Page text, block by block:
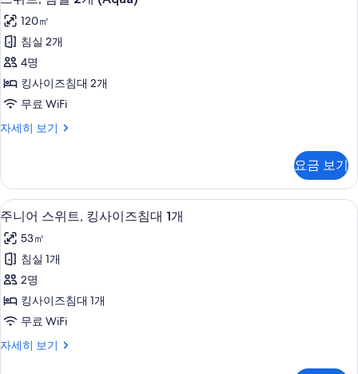
기
위
트,
침
실
2
개
(Aqua)
모
두
보
기
120㎡
침실 2개
4명
킹사이즈침대 2개
무료 WiFi
자세히 보기
스
실
개
(Aqua)
자
세
히
보
기
요금 보기
주
니
어
스
위
트,
사
주니어 스위트, 킹사이즈침대 1개 | 고
4
주니어 스위트, 킹사이즈침대 1개
53㎡
침실 1개
2명
킹사이즈침대 1개
무료 WiFi
자세히 보기
주